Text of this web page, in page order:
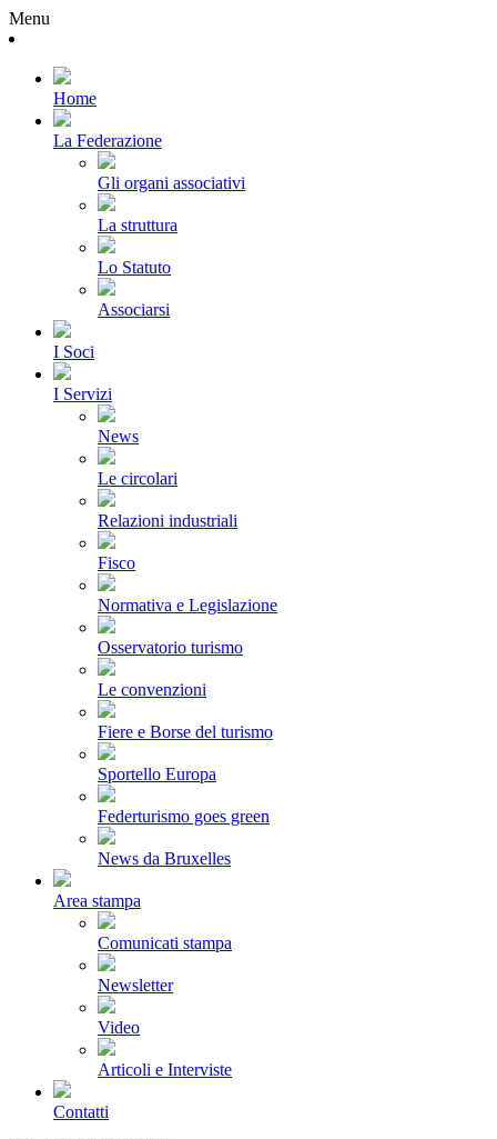
Menu
Home
La Federazione
Gli organi associativi
La struttura
Lo Statuto
Associarsi
I Soci
I Servizi
News
Le circolari
Relazioni industriali
Fisco
Normativa e Legislazione
Osservatorio turismo
Le convenzioni
Fiere e Borse del turismo
Sportello Europa
Federturismo goes green
News da Bruxelles
Area stampa
Comunicati stampa
Newsletter
Video
Articoli e Interviste
Contatti